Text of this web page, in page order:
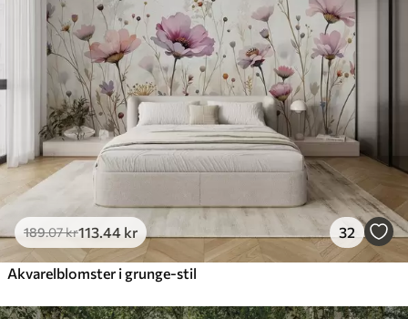
189.07kr113 .44 kr 32
Akvarelblomster i grunge-stil